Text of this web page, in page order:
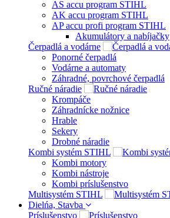
AS accu program STIHL
AK accu program STIHL
AP accu profi program STIHL
Akumulátory a nabíjačky
Čerpadlá a vodárne
Ponorné čerpadlá
Vodárne a automaty
Záhradné, povrchové čerpadlá
Ručné náradie
Krompáče
Záhradnícke nožnice
Hrable
Sekery
Drobné náradie
Kombi systém STIHL
Kombi motory
Kombi nástroje
Kombi príslušenstvo
Multisystém STIHL
Dielńa, Stavba
Príslušenstvo